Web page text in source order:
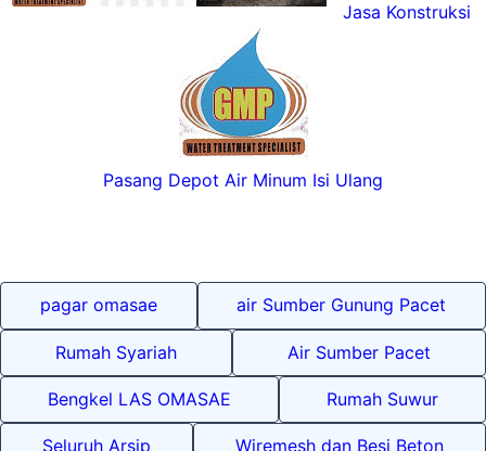
Jasa Konstruksi
Pasang Depot Air Minum Isi Ulang
pagar omasae air Sumber Gunung Pacet
Rumah Syariah Air Sumber Pacet
Bengkel LAS OMASAE Rumah Suwur
Seluruh Arsip Wiremesh dan Besi Beton